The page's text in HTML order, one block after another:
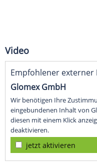
Video
Empfohlener externer
Glomex GmbH
Wir benötigen Ihre
eingebundenen Inhalt von
diesen mit einem Klick
deaktivieren.
jetzt aktivieren